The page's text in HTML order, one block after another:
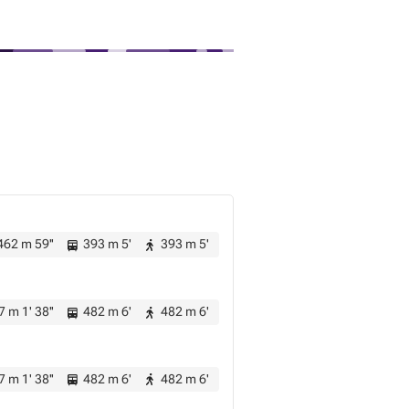
m 59'' 393 m 5' 393 m 5'
m 1' 38'' 482 m 6' 482 m 6'
m 1' 38'' 482 m 6' 482 m 6'